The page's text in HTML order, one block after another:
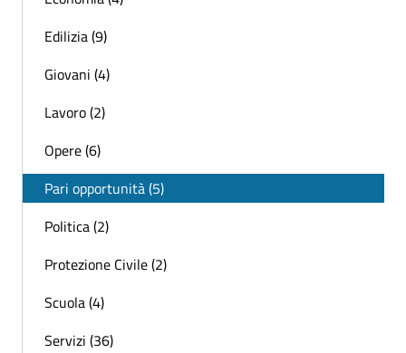
Edilizia (9)
Giovani (4)
Lavoro (2)
Opere (6)
Pari opportunità (5)
Politica (2)
Protezione Civile (2)
Scuola (4)
Servizi (36)